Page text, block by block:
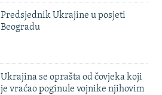
Predsjednik Ukrajine u posjeti
Beogradu
Ukrajina se oprašta od čovjeka koji
je vraćao poginule vojnike njihovim